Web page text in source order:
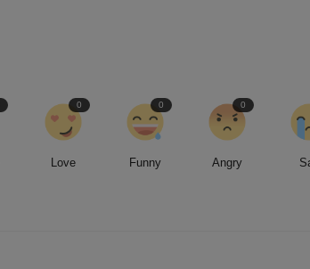
Love
0
Funny
0
Angry
0